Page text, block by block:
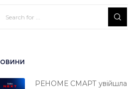
РЕНОМЕ СМАРТ увійшла